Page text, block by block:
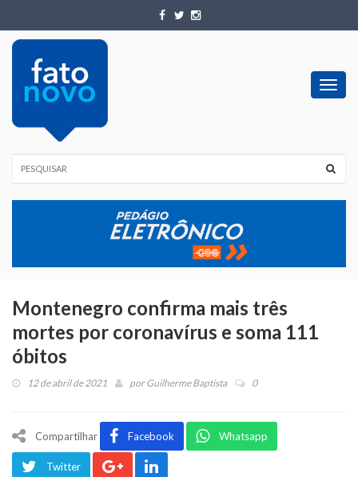
Montenegro confirma mais três
mortes por coronavírus e soma 111
óbitos
12 de abril de 2021 porGuilherme Baptista 0
Compartilhar Facebook Whatsapp
Twitter